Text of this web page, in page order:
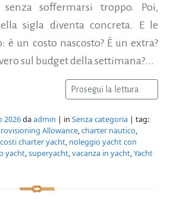
soffermarsi troppo. Poi,
sigla diventa concreta. E le
un costo nascosto? È un extra?
sul budget della settimana?...
Prosegui la lettura
2026daadmin | in Senza categoria | tag:
Allowance,charter nautico,
costi charter yacht, noleggio yacht con
yacht,superyacht,vacanza in yacht,Yacht